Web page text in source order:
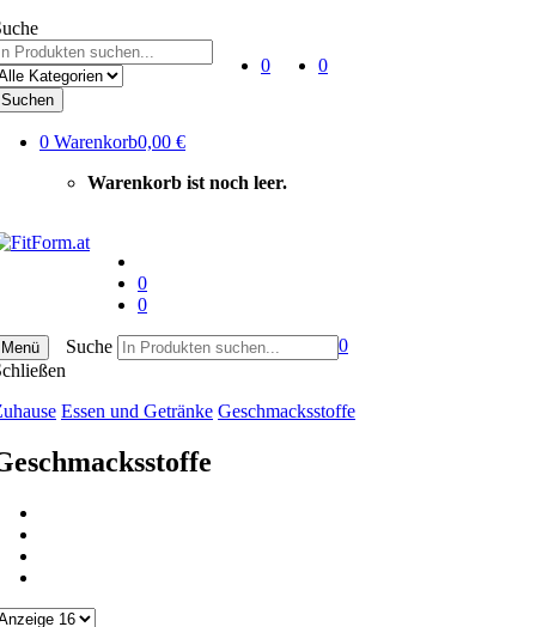
Suchen
0 0
0 Warenkorb0,00 €
Warenkorb ist noch leer.
0
0
Menü Suche 0
Essen und Getränke Geschmacksstoffe